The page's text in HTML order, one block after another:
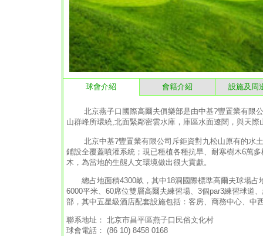
球會介紹 會籍介紹 設施及周
北京燕子口國際高爾夫俱樂部是由中基?豐置業有限公
山群峰所環繞,北面緊鄰密雲水庫，庫區水面遼闊，與天
北京中基?豐置業有限公司斥鉅資對九松山原有的水土
鋪設全覆蓋噴灌系統；現已種植各種抗旱、耐寒樹木6萬
木，為當地的生態人文環境做出很大貢獻。
總占地面積4300畝，其中18洞國際標準高爾夫球場占
6000平米、60席位雙層高爾夫練習場、3個par3練習球道
部，其中五星級酒店配套設施包括：客房、商務中心、中
聯系地址： 北京市昌平區燕子口民俗文化村
球會電話： (86 10) 8458 0168